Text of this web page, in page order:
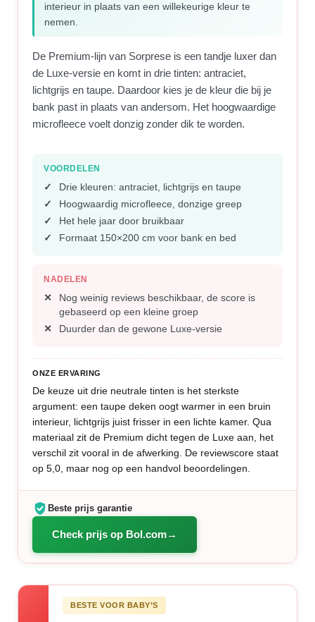
interieur in plaats van een willekeurige kleur te
nemen.
De Premium-lijn van Sorprese is een tandje luxer dan
de Luxe-versie en komt in drie tinten: antraciet,
lichtgrijs en taupe. Daardoor kies je de kleur die bij je
bank past in plaats van andersom. Het hoogwaardige
microfleece voelt donzig zonder dik te worden.
VOORDELEN
Drie kleuren: antraciet, lichtgrijs en taupe
Hoogwaardig microfleece, donzige greep
Het hele jaar door bruikbaar
Formaat 150×200 cm voor bank en bed
NADELEN
Nog weinig reviews beschikbaar, de score is
gebaseerd op een kleine groep
Duurder dan de gewone Luxe-versie
ONZE ERVARING
De keuze uit drie neutrale tinten is het sterkste
argument: een taupe deken oogt warmer in een bruin
interieur, lichtgrijs juist frisser in een lichte kamer. Qua
materiaal zit de Premium dicht tegen de Luxe aan, het
verschil zit vooral in de afwerking. De reviewscore staat
op 5,0, maar nog op een handvol beoordelingen.
Beste prijs garantie
Check prijs op Bol.com
BESTE VOOR BABY’S